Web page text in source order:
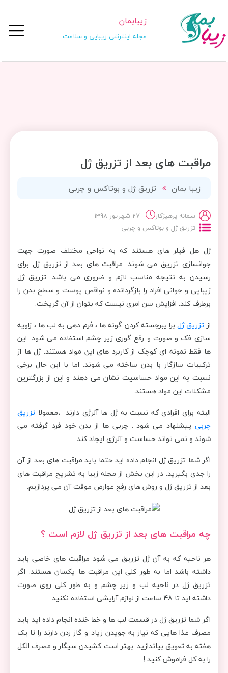
زیبابمان
مجله اینترنتی زیبایی و سلامت
مراقبت های بعد از تزریق ژل
زیبا بمان تزریق ژل و بوتاکس و چربی
سمانه پرهیزکار
27 شهریور 1398
تزریق ژل و بوتاکس و چربی
ژل هل فیلر های هستند که به نواحی مختلف صورت جهت
جوانسازی تزریق می شوند. مراقبت های بعد از تزریق ژل برای
رسیدن به نتیجه مناسب لازم و ضروری می باشد. تزریق ژل
زیبایی و جوانی افراد را بازگردانده و نواقص پوست و سطح بدن را
برطرف کند. افزایش سن امری نیست که بتوان از آن گریخت.
از تزریق ژلبرا یبرجسته کردن گونه ها ، فرم دهی به لب ها ، زاویه
سازی فک و صورت و رفع گوری زیر چشم استفاده می شود. این
ها فقط نمونه ای کوچک از کاربرد های این مواد هستند. ژل ها از
ترکیبات سازگار با بدن ساخته می شوند. اما با این حال برخی
نسبت به این مواد حساسیت نشان می دهند و این از بزرگترین
مشکلات این مواد هستند.
البته برای افرادی که نسبت به ژل ها آلرژی دارند ،معمولا تزریق
چربی پیشنهاد می شود . چربی ها از بدن خود فرد گرفته می
شوند و نمی تواند حساست و آلرژی ایجاد کند.
اگر شما تزریق ژل انجام داده اید حتما باید مراقبت های بعد از آن
را جدی بگیرید. در این بخش از مجله زیبا به تشریح مراقبت های
بعد از تزریق ژل و روش های رفع عوارض موقت آن می پردازیم.
چه مراقبت های بعد از تزریق ژل لازم است ؟
هر ناحیه که به آن ژل تزریق می شود مراقبت های خاصی باید
داشته باشد اما به طور کلی این مراقبت ها یکسان هستند. اگر
تزریق ژل در ناحیه لب و زیر چشم و به طور کلی روی صورت
داشته اید تا 48 ساعت از لوازم آرایشی استفاده نکنید.
اگر شما تزریق ژل در قسمت لب ها و خط خنده انجام داده اید باید
مصرف غذا هایی که نیاز به جویدن زیاد و گاز زدن دارند را تا یک
هفته به تعویق بیاندازید. بهتر است کشیدن سیگار و مصرف الکل
را به کل فراموش کنید !